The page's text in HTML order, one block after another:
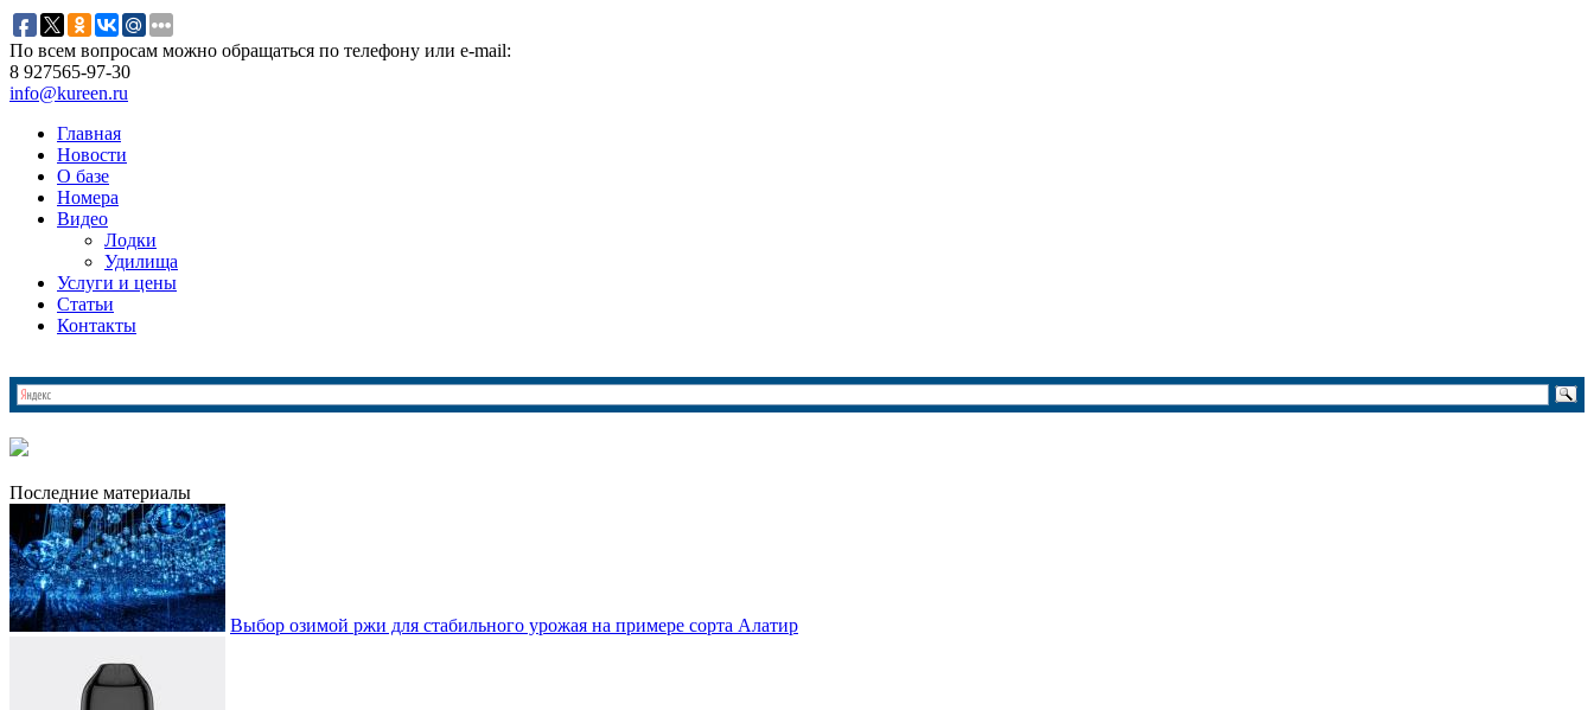
По всем вопросам можно обращаться по телефону или e-mail:
8 927565-97-30
info@kureen.ru
Главная
Новости
О базе
Номера
Видео
Лодки
Удилища
Услуги и цены
Статьи
Контакты
Последние материалы
Выбор озимой ржи для стабильного урожая на примере сорта Алатир